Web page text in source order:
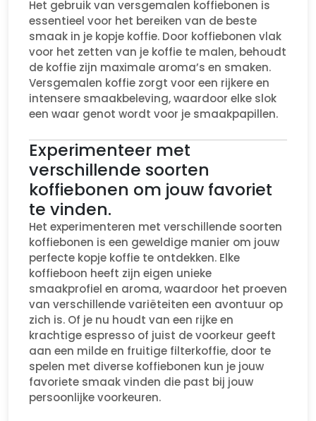
Het gebruik van versgemalen koffiebonen is
essentieel voor het bereiken van de beste
smaak in je kopje koffie. Door koffiebonen vlak
voor het zetten van je koffie te malen, behoudt
de koffie zijn maximale aroma’s en smaken.
Versgemalen koffie zorgt voor een rijkere en
intensere smaakbeleving, waardoor elke slok
een waar genot wordt voor je smaakpapillen.
Experimenteer met
verschillende soorten
koffiebonen om jouw favoriet
te vinden.
Het experimenteren met verschillende soorten
koffiebonen is een geweldige manier om jouw
perfecte kopje koffie te ontdekken. Elke
koffieboon heeft zijn eigen unieke
smaakprofiel en aroma, waardoor het proeven
van verschillende variëteiten een avontuur op
zich is. Of je nu houdt van een rijke en
krachtige espresso of juist de voorkeur geeft
aan een milde en fruitige filterkoffie, door te
spelen met diverse koffiebonen kun je jouw
favoriete smaak vinden die past bij jouw
persoonlijke voorkeuren.